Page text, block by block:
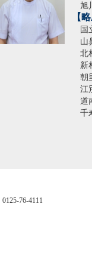
旭
【
新
道
76-4111